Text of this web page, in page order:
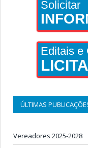
Solicitar
Editais e
ÚLTIMAS
Vereadores 2025-2028